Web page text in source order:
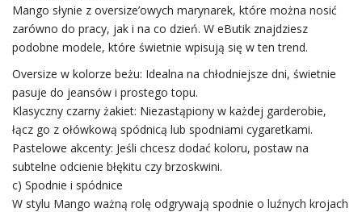
Mango słynie z oversize’owych marynarek, które można nosić
zarówno do pracy, jak i na co dzień. W eButik znajdziesz
podobne modele, które świetnie wpisują się w ten trend.
Oversize w kolorze beżu: Idealna na chłodniejsze dni, świetnie
pasuje do jeansów i prostego topu.
Klasyczny czarny żakiet: Niezastąpiony w każdej garderobie,
łącz go z ołówkową spódnicą lub spodniami cygaretkami.
Pastelowe akcenty: Jeśli chcesz dodać koloru, postaw na
subtelne odcienie błękitu czy brzoskwini.
c) Spodnie i spódnice
W stylu Mango ważną rolę odgrywają spodnie o luźnych krojach